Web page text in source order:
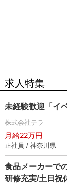
求人特集
未経験歓迎「イ
株式会社テラ
月給22万円
正社員 / 神奈川県
食品メーカーで
研修充実/土日祝